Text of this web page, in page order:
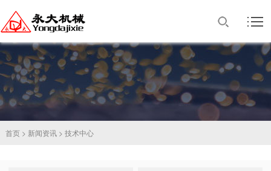
首页> 新闻资讯> 技术中心